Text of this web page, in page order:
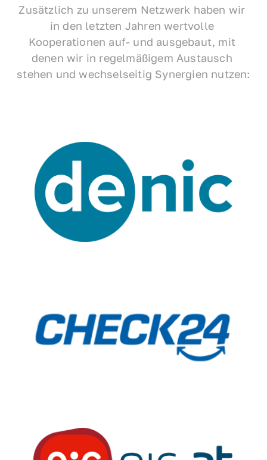
Zusätzlich zu unserem Netzwerk haben wir
in den letzten Jahren wertvolle
Kooperationen auf- und ausgebaut, mit
denen wir in regelmäßigem Austausch
stehen und wechselseitig Synergien nutzen: